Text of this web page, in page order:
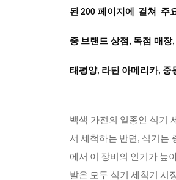
된 200 페이지에 걸쳐 주
중 브랜드 상점, 독점 매
태평양, 라틴 아메리카, 중
백색 가전의 일종인 식기
서 세척하는 반면, 식기는
에서 이 장비의 인기가 높
발은 모두 식기 세척기 시